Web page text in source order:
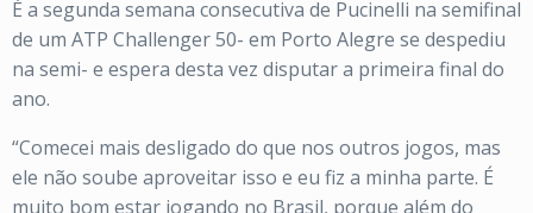
É a segunda semana consecutiva de Pucinelli na semifinal
de um ATP Challenger 50- em Porto Alegre se despediu
na semi- e espera desta vez disputar a primeira final do
ano.
“Comecei mais desligado do que nos outros jogos, mas
ele não soube aproveitar isso e eu fiz a minha parte. É
muito bom estar jogando no Brasil, porque além do